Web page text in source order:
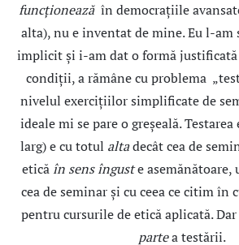
funcţioneazăîn democraţiile
alta), nu e inventat de mine. Eu l-am
implicit şi i-am dat o formă
condiţii, a rămâne cu problema
nivelul exerciţiilor simplificate de
ideale mi se pare o greşeală. Testarea
larg) e cu totul altadecât cea de
eticăîn sens înguste asemănătoare,
cea de seminar şi cu ceea ce citim în
pentru cursurile de etică aplicată.
partea testării.